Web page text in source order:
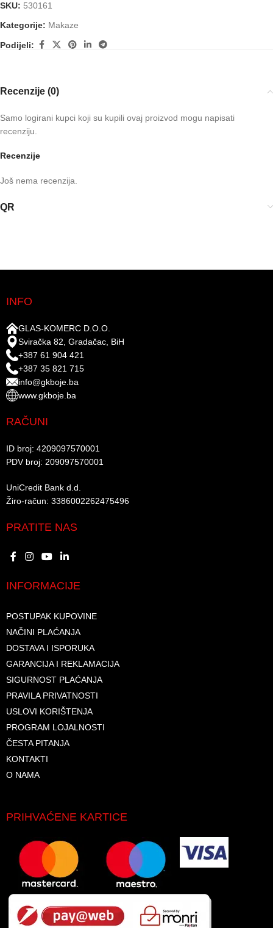
SKU: 530161
Kategorije: Makaze
Podijeli:
Recenzije (0)
Recenzije
Još nema recenzija.
Samo logirani kupci koji su kupili ovaj proizvod mogu napisati
recenziju.
QR
INFO
GLAS-KOMERC D.O.O.
Sviračka 82, Gradačac, BiH
+387 61 904 421
+387 35 821 715
info@gkboje.ba
www.gkboje.ba
RAČUNI
ID broj: 4209097570001​
PDV broj: 209097570001 ​
UniCredit Bank d.d.​
Žiro-račun: 3386002262475496​​
PRATITE NAS
INFORMACIJE
POSTUPAK KUPOVINE
NAČINI PLAĆANJA
DOSTAVA I ISPORUKA
GARANCIJA I REKLAMACIJA
SIGURNOST PLAĆANJA
PRAVILA PRIVATNOSTI
USLOVI KORIŠTENJA
PROGRAM LOJALNOSTI
ČESTA PITANJA
KONTAKTI
O NAMA
PRIHVAĆENE KARTICE